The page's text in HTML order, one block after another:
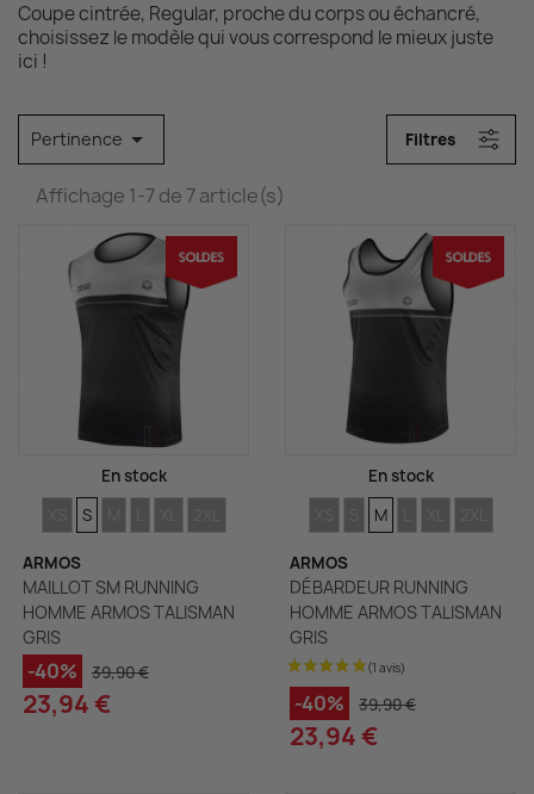
Coupe cintrée, Regular, proche du corps ou échancré,
choisissez le modèle qui vous correspond le mieux juste
ici !
Pertinence  Filtres
Affichage 1-7 de 7 article(s)
En stock
TAILLES
TAILLES
S TAILLES
TAILLES
TAILLES
TAILLES
ARMOS
MAILLOT SM RUNNING
HOMME ARMOS TALISMAN
GRIS
-40% 39,90 €
23,94 €
En stock
TAILLESTAILLES
TAILLES
M TAILLES
TAILLES
TAILLES
ARMOS
DÉBARDEUR RUNNING
HOMME ARMOS TALISMAN
GRIS
-40% 39,90 €
23,94 €